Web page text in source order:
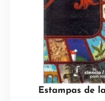
Estampas de